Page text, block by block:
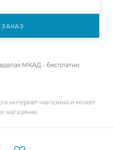
МКАД - бесплатно
интернет-магазина и может
магазинах